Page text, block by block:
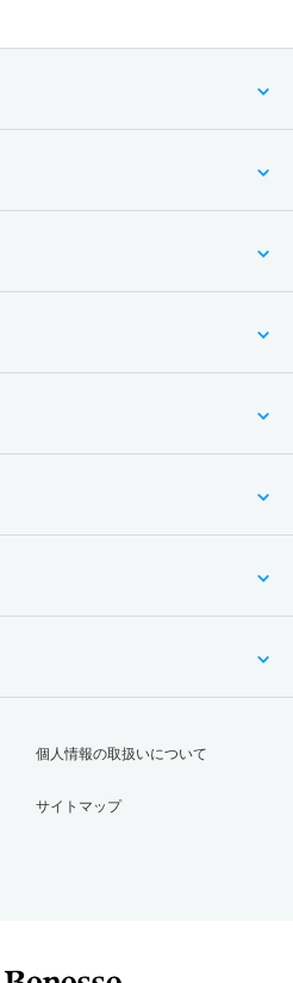
個人情報の取扱いについて
サイトマップ